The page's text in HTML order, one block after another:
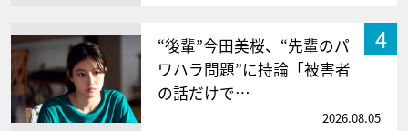
4
“後輩”今田美桜、“先輩のパ
ワハラ問題”に持論「被害者
の話だけで…
2026.08.05